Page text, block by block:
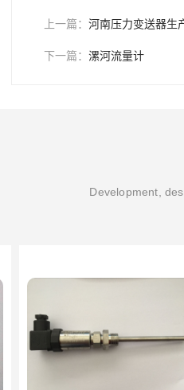
上一篇： 河南压力变送器生
下一篇： 漯河流量计
Development,